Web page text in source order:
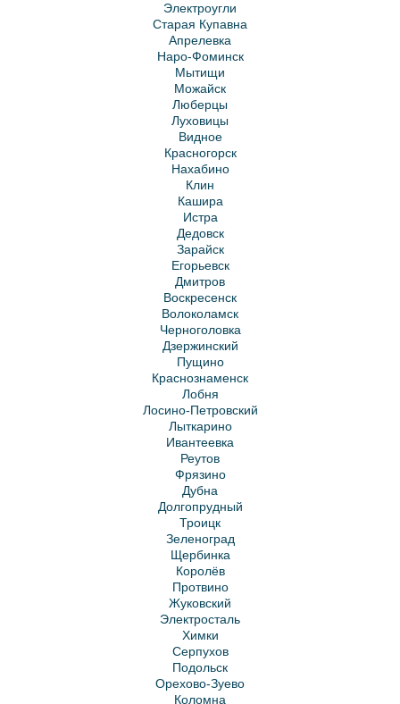
Электроугли
Старая Купавна
Апрелевка
Наро-Фоминск
Мытищи
Можайск
Люберцы
Луховицы
Видное
Красногорск
Нахабино
Клин
Кашира
Истра
Дедовск
Зарайск
Егорьевск
Дмитров
Воскресенск
Волоколамск
Черноголовка
Дзержинский
Пущино
Краснознаменск
Лобня
Лосино-Петровский
Лыткарино
Ивантеевка
Реутов
Фрязино
Дубна
Долгопрудный
Троицк
Зеленоград
Щербинка
Королёв
Протвино
Жуковский
Электросталь
Химки
Серпухов
Подольск
Орехово-Зуево
Коломна